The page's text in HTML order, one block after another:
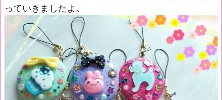
っていきましたよ。